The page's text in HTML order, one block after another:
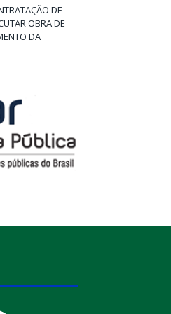
DE
OBRA DE
DA